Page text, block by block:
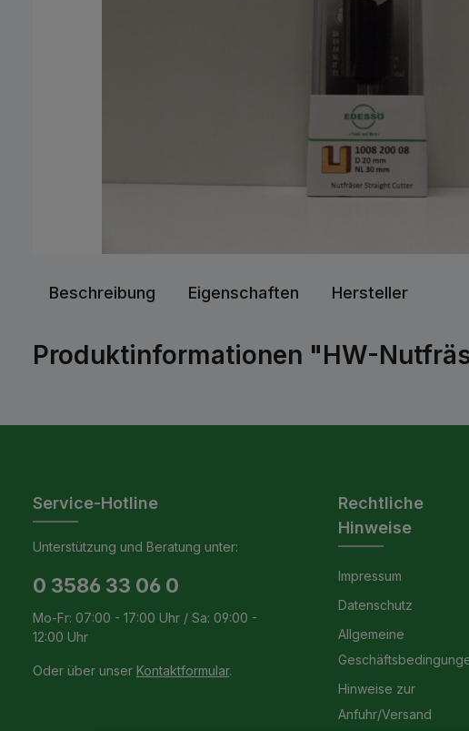
Beschreibung Eigenschaften Hersteller
Produktinformationen "HW-
Service-Hotline
Unterstützung und Beratung unter:
0 3586 33 06 0
Mo-Fr: 07:00 - 17:00 Uhr / Sa: 09:00 -
12:00 Uhr
Oder über unser Kontaktformular.
Rechtliche
Hinweise
Impressum
Datenschutz
Allgemeine
Hinweise zur
Anfuhr/Versand